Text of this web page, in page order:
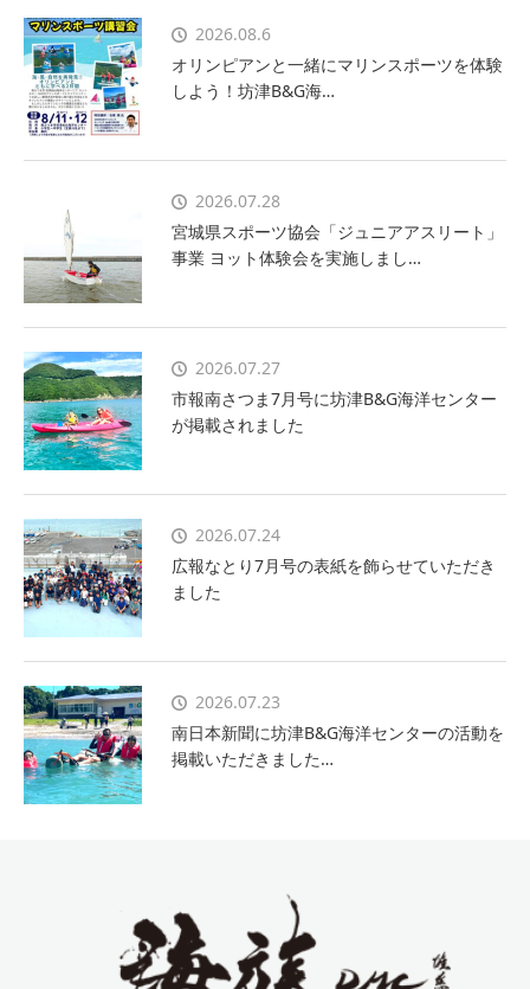
2026.08.6
オリンピアンと一緒にマリンスポーツを体験
しよう！坊津B&G海…
2026.07.28
宮城県スポーツ協会「ジュニアアスリート」
事業 ヨット体験会を実施しまし…
2026.07.27
市報南さつま7月号に坊津B&G海洋センター
が掲載されました
2026.07.24
広報なとり7月号の表紙を飾らせていただき
ました
2026.07.23
南日本新聞に坊津B&G海洋センターの活動を
掲載いただきました…